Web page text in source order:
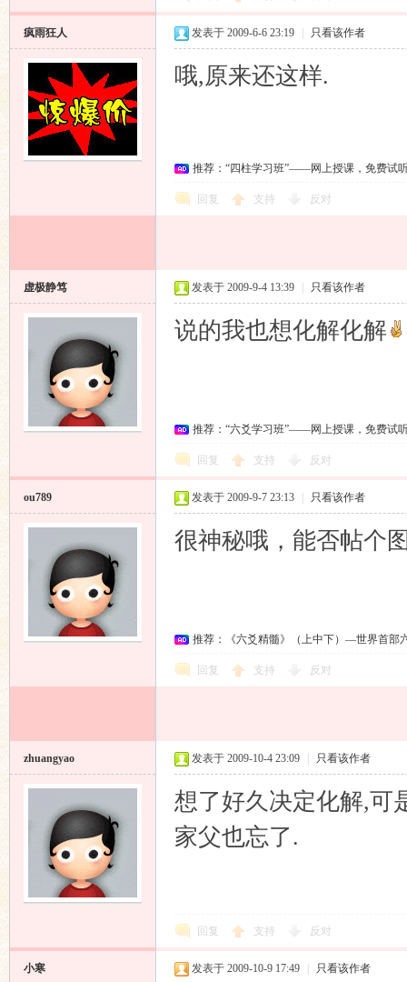
疯雨狂人 发表于 2009-6-6 23:19 只看该作者
哦,原来还这样.
推荐：“四柱学习班”——网上授课，免费试
回复 支持 反对
虚极静笃 发表于 2009-9-4 13:39 只看该作者
说的我也想化解化解
推荐：“六爻学习班”——网上授课，免费试
回复 支持 反对
ou789 发表于 2009-9-7 23:13 只看该作者
很神秘哦，能否帖个
推荐：《六爻精髓》（上中下）—世界首部
回复 支持 反对
zhuangyao 发表于 2009-10-4 23:09 只看该作者
想了好久决定化解,可
家父也忘了.
回复 支持 反对
小寒 发表于 2009-10-9 17:49 只看该作者